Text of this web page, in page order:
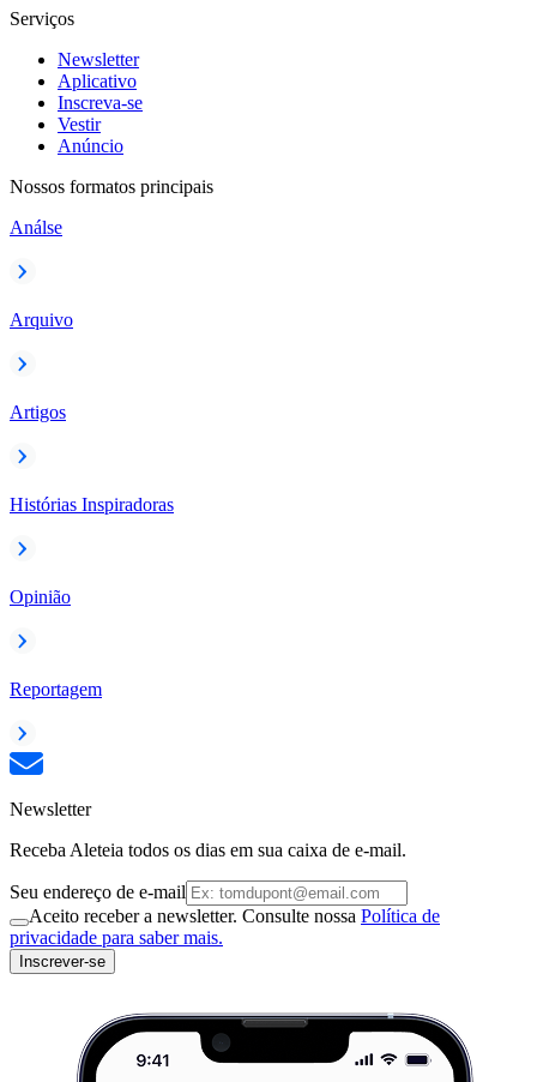
Serviços
Newsletter
Aplicativo
Inscreva-se
Vestir
Anúncio
Nossos formatos principais
Análse
Arquivo
Artigos
Histórias Inspiradoras
Opinião
Reportagem
Newsletter
Receba Aleteia todos os dias em sua caixa de e-mail.
Seu endereço de e-mail
Aceito receber a newsletter. Consulte nossa Política de
privacidade para saber mais.
Inscrever-se